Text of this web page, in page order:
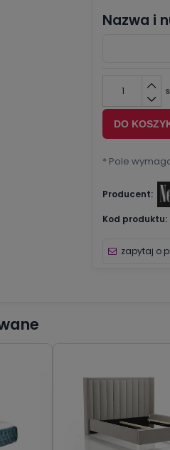
Nazwa i
DO
* Pole
Producent:
Kod produktu:
zapytaj o